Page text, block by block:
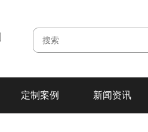
定制案例 新闻资讯